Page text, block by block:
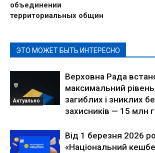
объединении
территориальных общин
ЭТО МОЖЕТ БЫТЬ ИНТЕРЕСНО
Актуально
Верховна Рада
максимальний
загиблих і зниклих
захисників — 15 млн
Від 1 березня 2026
«Національний